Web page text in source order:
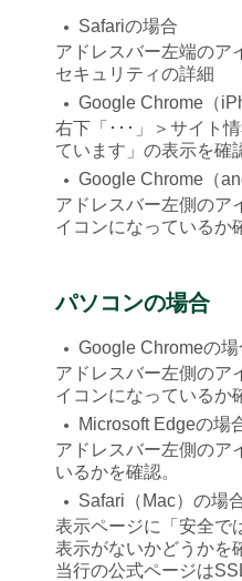
●
Safariの場合
アドレスバー左端のア
セキュリティの詳細
●
Google Chrome（
右下「･･･」＞サイト
ています」の表示を確
●
Google Chrome（
アドレスバー左側のア
イコンになっているか
パソコンの場合
●
Google Chromeの場
アドレスバー左側のア
イコンになっているか
●
Microsoft Edgeの場
アドレスバー左側のア
いるかを確認。
●
Safari（Mac）の場
表示ページに「安全で
表示がないかどうかを
当行の公式ページは